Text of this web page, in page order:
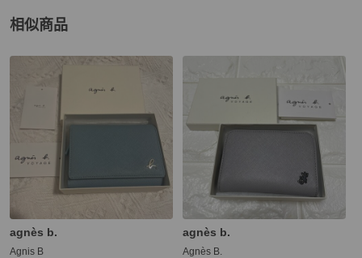
相似商品
更多相似agnès b.女士錢包 / 小皮件推薦精品
agnès b.
Agnis B
agnès b.
Agnès B.